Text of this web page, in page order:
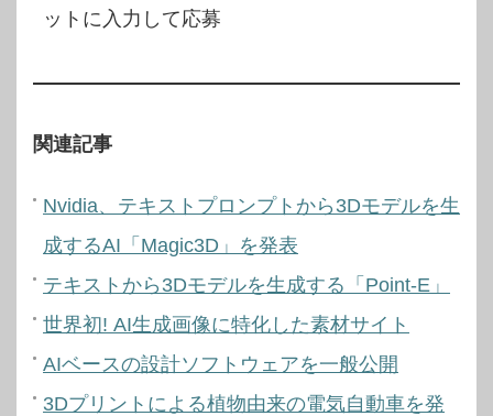
ットに入力して応募
関連記事
Nvidia、テキストプロンプトから3Dモデルを生
成するAI「Magic3D」を発表
テキストから3Dモデルを生成する「Point-E」
世界初! AI生成画像に特化した素材サイト
AIベースの設計ソフトウェアを一般公開
3Dプリントによる植物由来の電気自動車を発